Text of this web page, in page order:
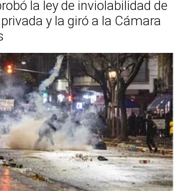
la ley de inviolabilidad de
y la giró a la Cámara